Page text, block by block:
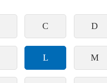
C D
L M